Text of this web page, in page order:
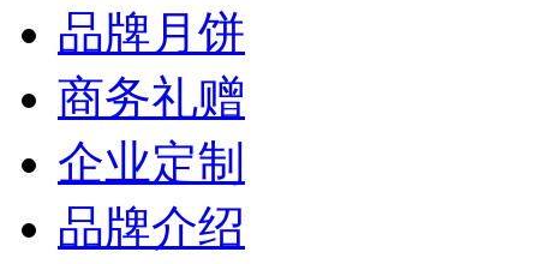
品牌月饼
商务礼赠
企业定制
品牌介绍